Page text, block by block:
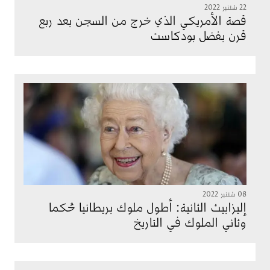
قصة الأمريكي الذي خرج من السجن بعد ربع
قرن بفضل بودكاست
الصورة
إليزابيث الثانية: أطول ملوك بريطانيا حُكما
وثاني الملوك في التاريخ